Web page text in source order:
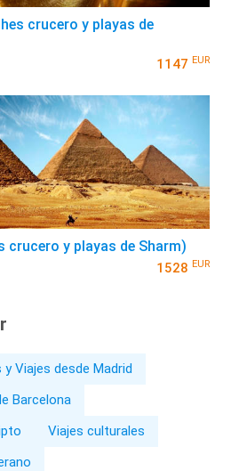
crucero y playas de
1147 EUR
crucero y playas de Sharm)
1528 EUR
Viajes desde Madrid
Barcelona
Viajes culturales